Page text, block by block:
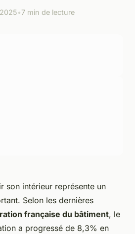
•7 min de lecture
son intérieur représente un
Selon les dernières
française du bâtiment, le
a progressé de 8,3% en